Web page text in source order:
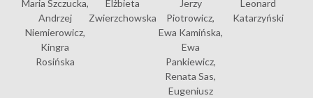
Maria Szczucka,
Andrzej
Niemierowicz,
Kingra
Rosińska
Elżbieta
Zwierzchowska
Jerzy
Piotrowicz,
Ewa Kamińska,
Ewa
Pankiewicz,
Renata Sas,
Eugeniusz
Leonard
Katarzyński